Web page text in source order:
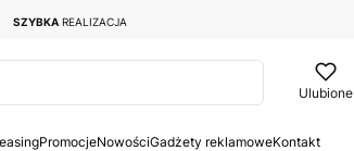
SZYBKAREALIZACJA
Ulubione
PromocjeNowościGadżety reklamoweKontakt